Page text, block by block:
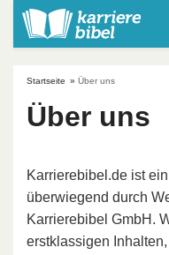
Startseite » Über uns
Über uns
Karrierebibel.de ist
überwiegend durch
Karrierebibel GmbH.
erstklassigen